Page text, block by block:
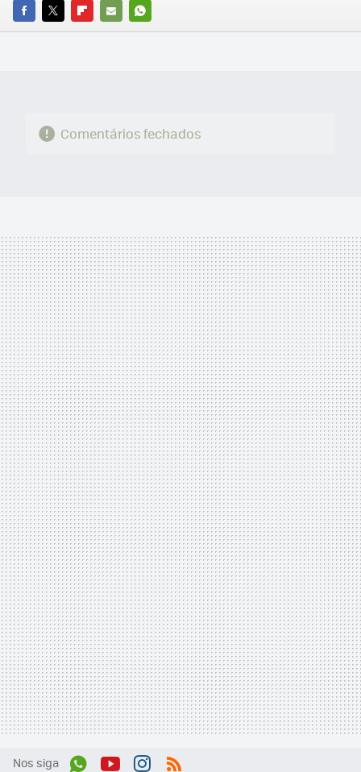
FACEBOOK
TWITTERFLIPBOARD
E-
WHATSAPP
Comentários fechados
Nos siga